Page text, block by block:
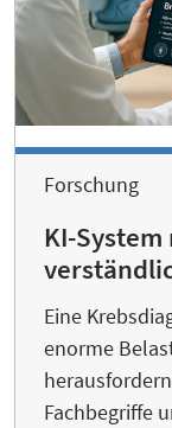
Forschung
KI-
Eine
enorme
Fachbegriffe